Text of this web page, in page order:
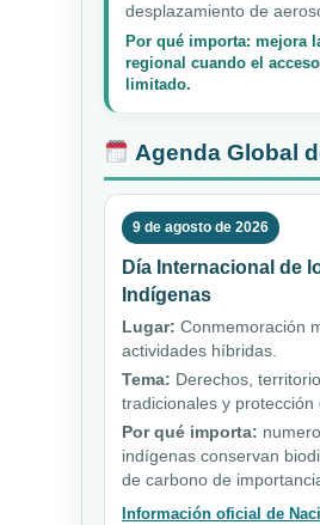
desplazamiento de
Por qué importa: mejora
regional cuando el
limitado.
Agenda Global
9 de agosto de 2026
Día Internacional de
Indígenas
Lugar: Conmemoración
actividades híbridas.
Tema: Derechos,
tradicionales y protección
Por qué importa:
indígenas conservan
de carbono de
Información oficial de